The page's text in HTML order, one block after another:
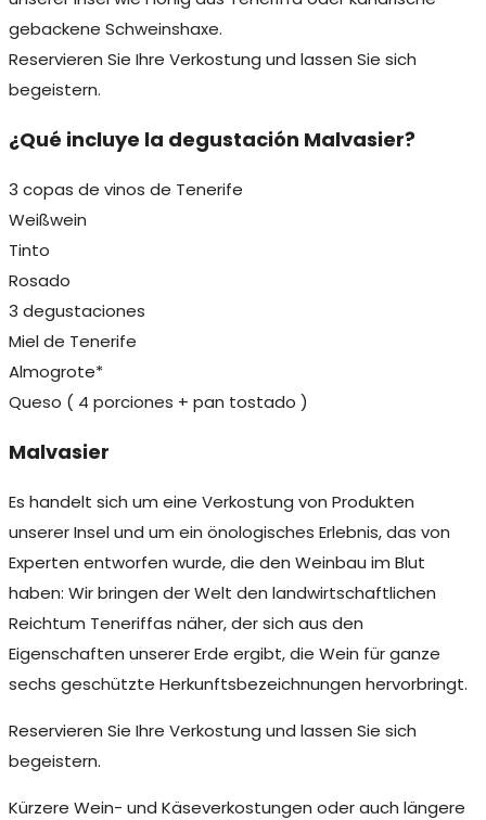
gebackene Schweinshaxe.
Reservieren Sie Ihre Verkostung und lassen Sie sich
begeistern.
¿Qué incluye la degustación Malvasier?
3 copas de vinos de Tenerife
Weißwein
Tinto
Rosado
3 degustaciones
Miel de Tenerife
Almogrote*
Queso ( 4 porciones + pan tostado )
Malvasier
Es handelt sich um eine Verkostung von Produkten
unserer Insel und um ein önologisches Erlebnis, das von
Experten entworfen wurde, die den Weinbau im Blut
haben: Wir bringen der Welt den landwirtschaftlichen
Reichtum Teneriffas näher, der sich aus den
Eigenschaften unserer Erde ergibt, die Wein für ganze
sechs geschützte Herkunftsbezeichnungen hervorbringt.
Reservieren Sie Ihre Verkostung und lassen Sie sich
begeistern.
Kürzere Wein- und Käseverkostungen oder auch längere